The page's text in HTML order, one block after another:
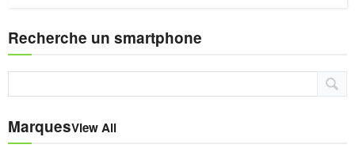
Recherche un smartphone
MarquesView All